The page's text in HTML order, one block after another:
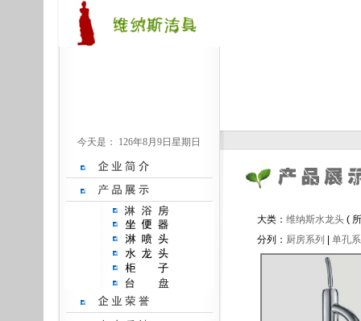
今天是： 126年8月9日星期日
大类： 维纳斯水龙头 (
分列： 厨房系列 单孔